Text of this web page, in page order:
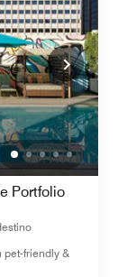
Portfolio
pet-friendly &